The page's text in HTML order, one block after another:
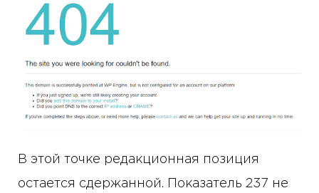
В этой точке редакционная позиция
остается сдержанной. Показатель 237 не